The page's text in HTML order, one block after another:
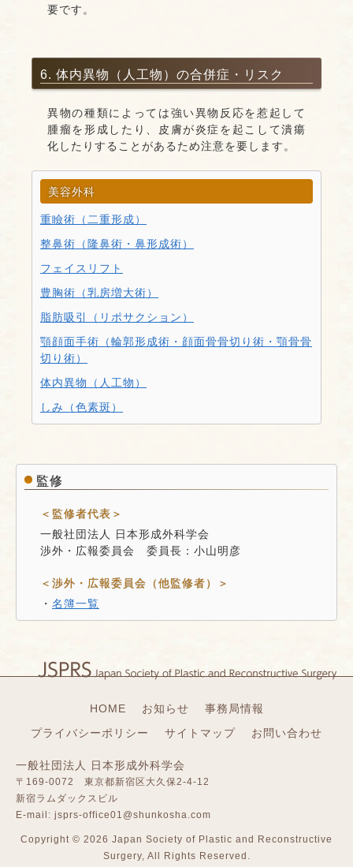
要です。
6. 体内異物（人工物）の合併症・リスク
異物の種類によっては強い異物反応を惹起して
腫瘤を形成したり、皮膚が炎症を起こして潰瘍
化したりすることがあるため注意を要します。
美容外科
重瞼術（二重形成）
整鼻術（隆鼻術・鼻形成術）
フェイスリフト
豊胸術（乳房増大術）
脂肪吸引（リポサクション）
顎顔面手術（輪郭形成術・顔面骨骨切り術・顎骨骨
切り術）
体内異物（人工物）
しみ（色素斑）
監修
監修者代表
一般社団法人 日本形成外科学会
渉外・広報委員会 委員長：小山明彦
渉外・広報委員会（他監修者）
・ 名簿一覧
HOME お知らせ
事務局情報
プライバシーポリシー
サイトマップ お問い合わせ
一般社団法人 日本形成外科学会
〒169-0072 東京都新宿区大久保2-4-12
新宿ラムダックスビル
E-mail: jsprs-office01@shunkosha.com
Copyright © 2026 Japan Society of Plastic and Reconstructive
Surgery, All Rights Reserved.